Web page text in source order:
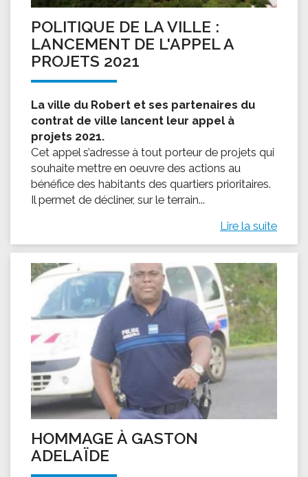
POLITIQUE DE LA VILLE :
LANCEMENT DE L'APPEL A
PROJETS 2021
La ville du Robert et ses partenaires du
contrat de ville lancent leur appel à
projets 2021.
Cet appel s’adresse à tout porteur de projets qui
souhaite mettre en oeuvre des actions au
bénéfice des habitants des quartiers prioritaires.
Il permet de décliner, sur le terrain...
Lire la suite
HOMMAGE À GASTON
ADELAÏDE